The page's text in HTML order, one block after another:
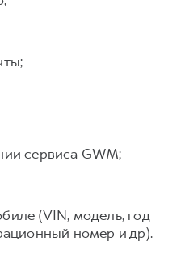
сервиса GWM;
(VIN, модель, год
номер и др).